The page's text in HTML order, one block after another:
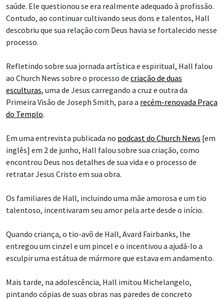
saúde. Ele questionou se era realmente adequado à profissão.
Contudo, ao continuar cultivando seus dons e talentos, Hall
descobriu que sua relação com Deus havia se fortalecido nesse
processo.
Refletindo sobre sua jornada artística e espiritual, Hall falou
ao Church News sobre o processo de criação de duas
esculturas, uma de Jesus carregando a cruz e outra da
Primeira Visão de Joseph Smith, para a recém-renovada Praça
do Templo.
Em uma entrevista publicada no podcast do Church News [em
inglês] em 2 de junho, Hall falou sobre sua criação, como
encontrou Deus nos detalhes de sua vida e o processo de
retratar Jesus Cristo em sua obra.
Os familiares de Hall, incluindo uma mãe amorosa e um tio
talentoso, incentivaram seu amor pela arte desde o início.
Quando criança, o tio-avô de Hall, Avard Fairbanks, lhe
entregou um cinzel e um pincel e o incentivou a ajudá-lo a
esculpir uma estátua de mármore que estava em andamento.
Mais tarde, na adolescência, Hall imitou Michelangelo,
pintando cópias de suas obras nas paredes de concreto